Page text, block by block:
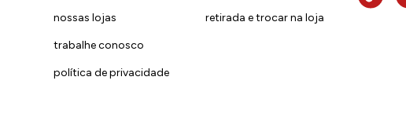
nossas lojas
trabalhe conosco
política de privacidade
retirada e trocar na loja